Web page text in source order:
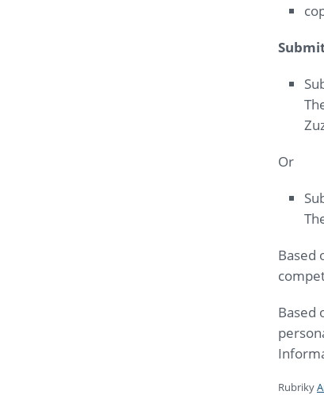
Or
Based
Based
Rubriky